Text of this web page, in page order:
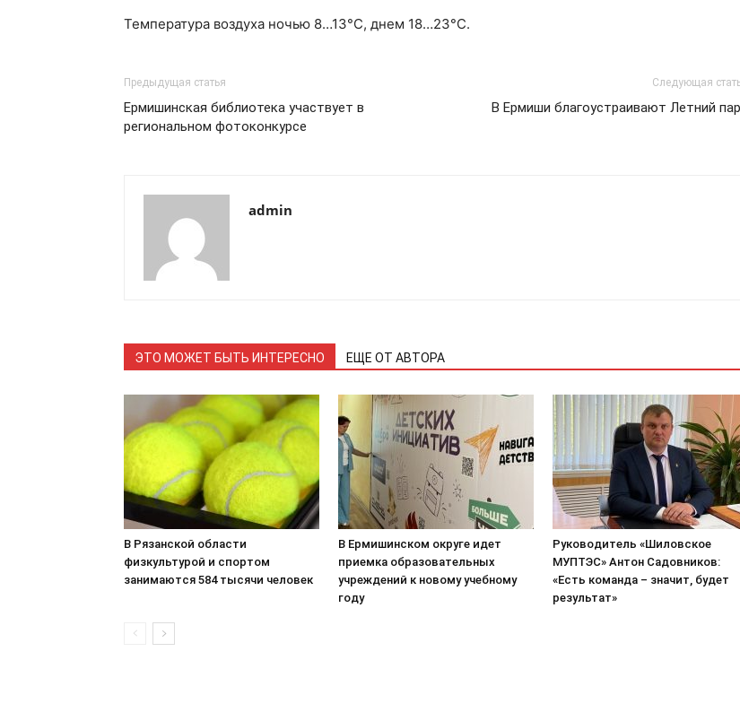
Температура воздуха ночью 8…13°С, днем 18…23°С.
Предыдущая статья
Ермишинская библиотека участвует в
региональном фотоконкурсе
Следующая
В Ермиши благоустраивают Летний
admin
ЭТО МОЖЕТ БЫТЬ ИНТЕРЕСНО ЕЩЕ ОТ АВТОРА
В Рязанской области
физкультурой и спортом
занимаются 584 тысячи человек
В Ермишинском округе идет
приемка образовательных
учреждений к новому учебному
году
Руководитель «Шиловское
МУПТЭС» Антон Садовников:
«Есть команда – значит, будет
результат»